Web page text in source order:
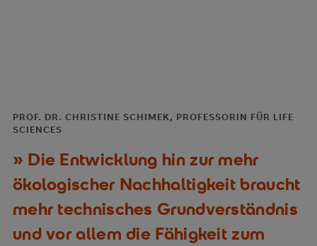
Die Entwicklung hin zur mehr
ökologischer Nachhaltigkeit braucht
mehr technisches Grundverständnis
und vor allem die Fähigkeit zum
PROF. DR. CHRISTINE SCHIMEK, PROFESSORIN FÜR LIFE
SCIENCES